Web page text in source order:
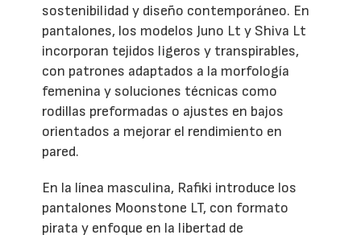
sostenibilidad y diseño contemporáneo. En
pantalones, los modelos Juno Lt y Shiva Lt
incorporan tejidos ligeros y transpirables,
con patrones adaptados a la morfología
femenina y soluciones técnicas como
rodillas preformadas o ajustes en bajos
orientados a mejorar el rendimiento en
pared.
En la línea masculina, Rafiki introduce los
pantalones Moonstone LT, con formato
pirata y enfoque en la libertad de